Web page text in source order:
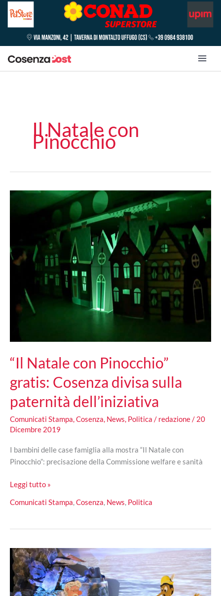
Il Natale con
Pinocchio
“Il Natale con Pinocchio”
gratis: Cosenza divisa sulla
paternità dell’iniziativa
Comunicati Stampa,Cosenza, News, Politica / redazione/ 20
Dicembre 2019
I bambini delle case famiglia alla mostra “Il Natale con
Pinocchio”: precisazione della Commissione welfare e sanità
“Il
con
gratis:
divisa
sulla
paternità
dell’iniziativa
Leggi tutto »
Comunicati Stampa,Cosenza, News, Politica